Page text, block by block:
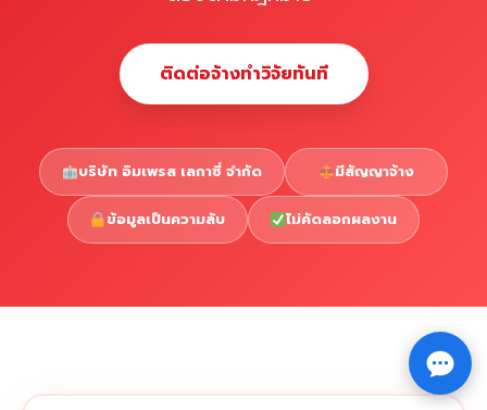
Copyright © 2026 รับทำวิจัย รับทำวิทยานิพนธ์ รับทำ⇧
ติดต่อจ้างทำวิจัยทันที
บริษัท อิมเพรส เลกาซี่ จำกัด มีสัญญาจ้าง
ข้อมูลเป็นความลับ ไม่คัดลอกผลงาน